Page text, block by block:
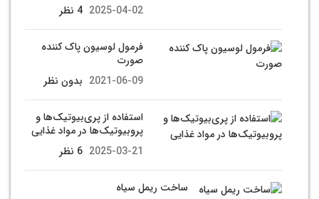
2025-04-02 4 نظر
فرمول لوسیون پاک کننده
صورت
2021-06-09 بدون نظر
استفاده از پری‌بیوتیک‌ها و
پروبیوتیک‌ها در مواد غذایی
2025-03-21 6 نظر
ساخت ریمل سیاه